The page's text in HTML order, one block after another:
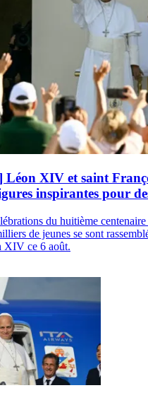
Léon XIV et saint
inspirantes pour
du huitième
de jeunes se sont
XIV ce 6 août.